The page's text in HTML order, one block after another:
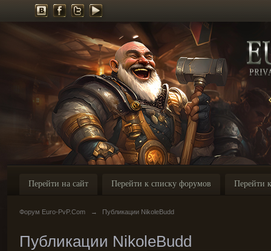
Перейти на сайт Перейти к списку форумов Перейти
Форум Euro-PvP.Com → Публикации NikoleBudd
Публикации NikoleBudd